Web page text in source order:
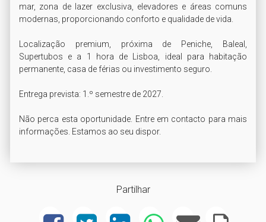
Partilhar
mar, zona de lazer exclusiva, elevadores e áreas comuns
modernas, proporcionando conforto e qualidade de vida.
Localização premium, próxima de Peniche, Baleal,
Supertubos e a 1 hora de Lisboa, ideal para habitação
permanente, casa de férias ou investimento seguro.
Entrega prevista: 1.º semestre de 2027.
Não perca esta oportunidade. Entre em contacto para mais